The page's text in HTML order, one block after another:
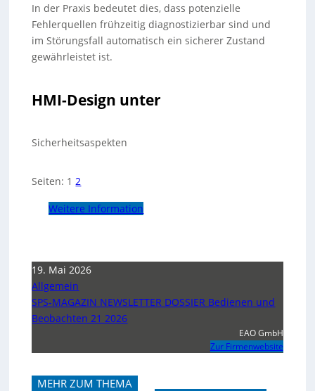
In der Praxis bedeutet dies, dass potenzielle
Fehlerquellen frühzeitig diagnostizierbar sind und
im Störungsfall automatisch ein sicherer Zustand
gewährleistet ist.
HMI-Design unter
Sicherheitsaspekten
Seiten: 1 2
Weitere Information
19. Mai 2026
Allgemein
SPS-MAGAZIN NEWSLETTER DOSSIER Bedienen und
Beobachten 21 2026
EAO GmbH
Zur Firmenwebsite
MEHR ZUM THEMA